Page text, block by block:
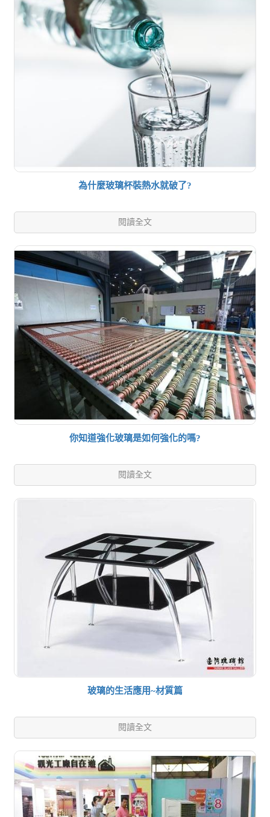
為什麼玻璃杯裝熱水就破了?
閱讀全文
你知道強化玻璃是如何強化的嗎?
閱讀全文
玻璃的生活應用~材質篇
閱讀全文